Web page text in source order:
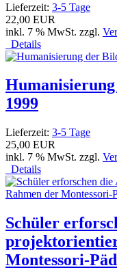
Lieferzeit: 3-5 Tage
22,00 EUR
inkl. 7 % MwSt. zzgl.
Details
1999
Lieferzeit: 3-5 Tage
25,00 EUR
inkl. 7 % MwSt. zzgl.
Details
Schüler
Montessori-